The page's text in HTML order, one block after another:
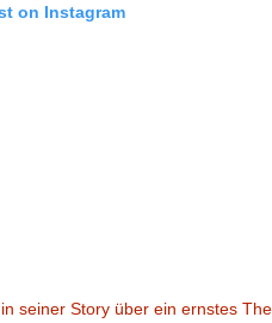
on Instagram
in seiner Story über ein ernstes